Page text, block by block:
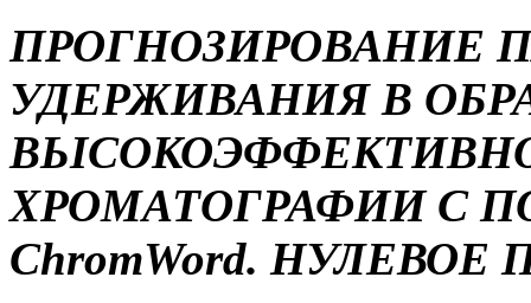
ПРОГНОЗИРОВАНИЕ
УДЕРЖИВАНИЯ В
ХРОМАТОГРАФИИ С
ChromWord. НУЛЕВОЕ